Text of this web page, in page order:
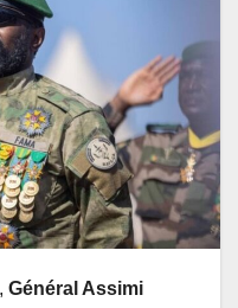
Général Assimi